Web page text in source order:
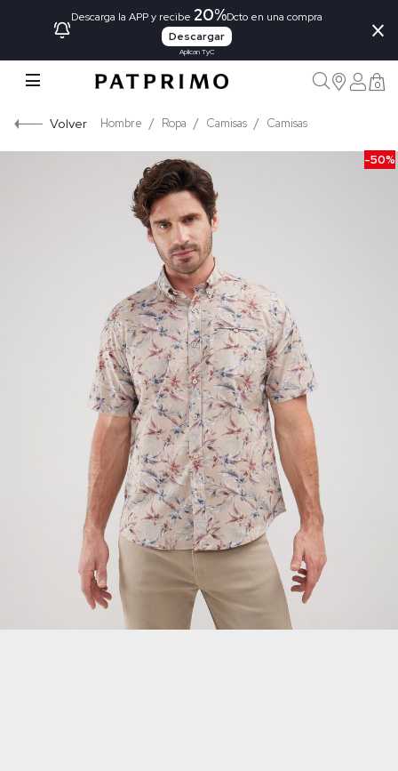
Descarga la APP y recibe 20%Dcto en una compra
Descargar
Aplican TyC
×
0
Volver Hombre Ropa Camisas Camisas
-50%